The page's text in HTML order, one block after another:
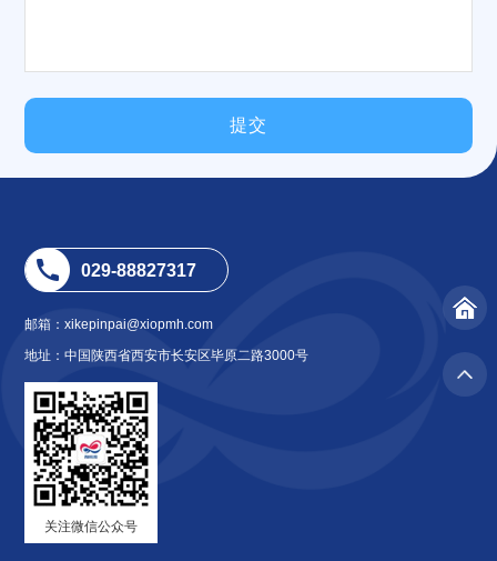
提交
029-88827317
邮箱：xikepinpai@xiopmh.com
地址：中国陕西省西安市长安区毕原二路3000号
关注微信公众号